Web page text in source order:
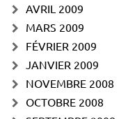
AVRIL 2009
MARS 2009
FÉVRIER 2009
JANVIER 2009
NOVEMBRE 2008
OCTOBRE 2008